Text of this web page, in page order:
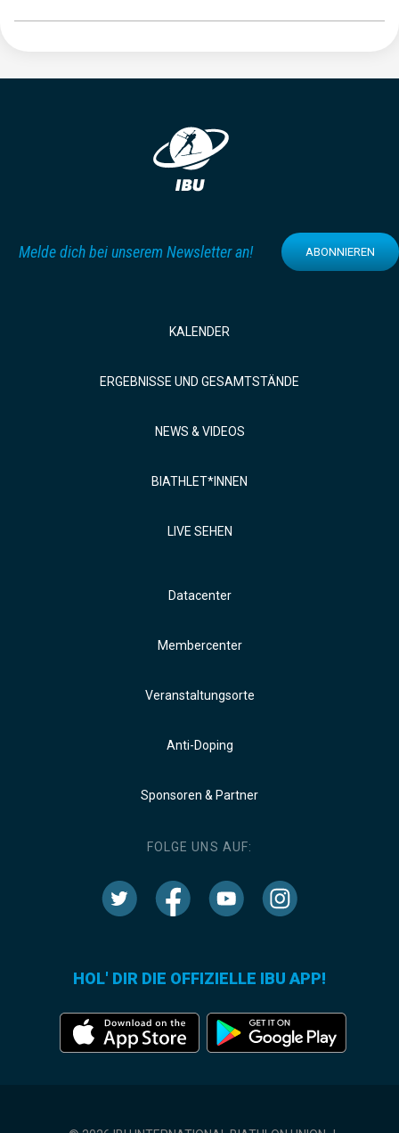
Melde dich bei unserem Newsletter an! ABONNIEREN
KALENDER
ERGEBNISSE UND GESAMTSTÄNDE
NEWS & VIDEOS
BIATHLET*INNEN
LIVE SEHEN
Datacenter
Membercenter
Veranstaltungsorte
Anti-Doping
Sponsoren & Partner
FOLGE UNS AUF:
HOL' DIR DIE OFFIZIELLE IBU APP!